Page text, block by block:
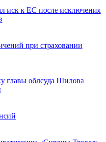
иск к ЕС после исключения
при страховании
главы облсуда Шилова